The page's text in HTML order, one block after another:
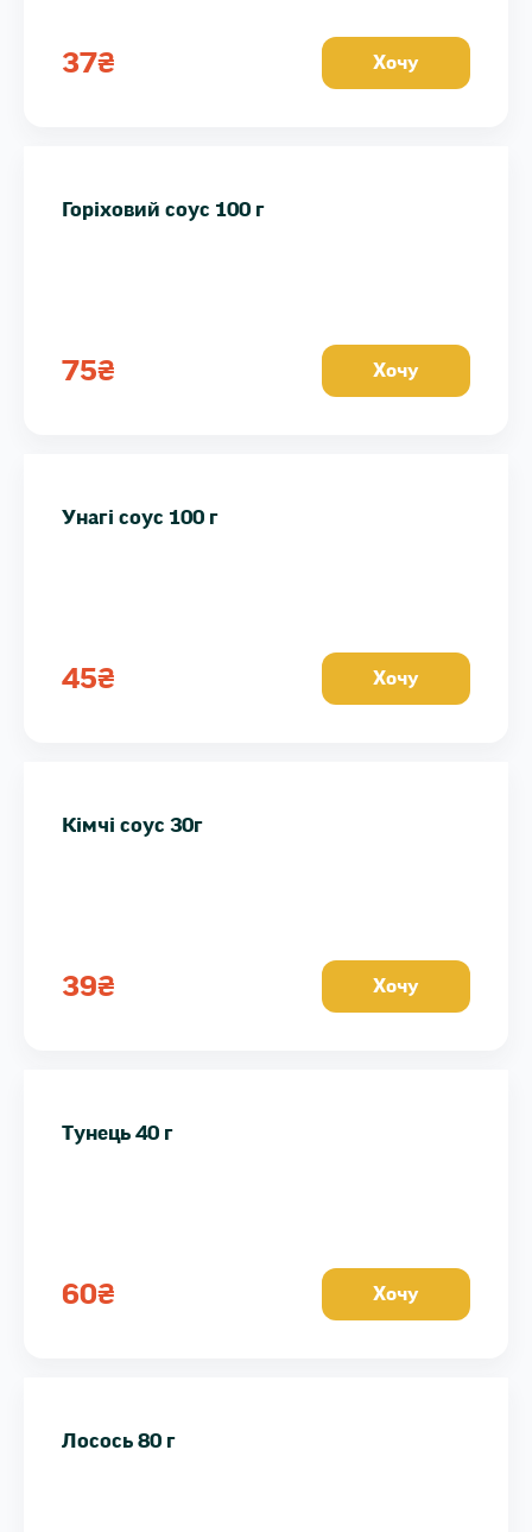
37₴ Хочу
Горіховий соус 100 г
75₴ Хочу
Унагі соус 100 г
45₴ Хочу
Кімчі соус 30г
39₴ Хочу
Тунець 40 г
60₴ Хочу
Лосось 80 г